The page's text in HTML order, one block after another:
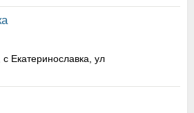
с Екатеринославка, ул